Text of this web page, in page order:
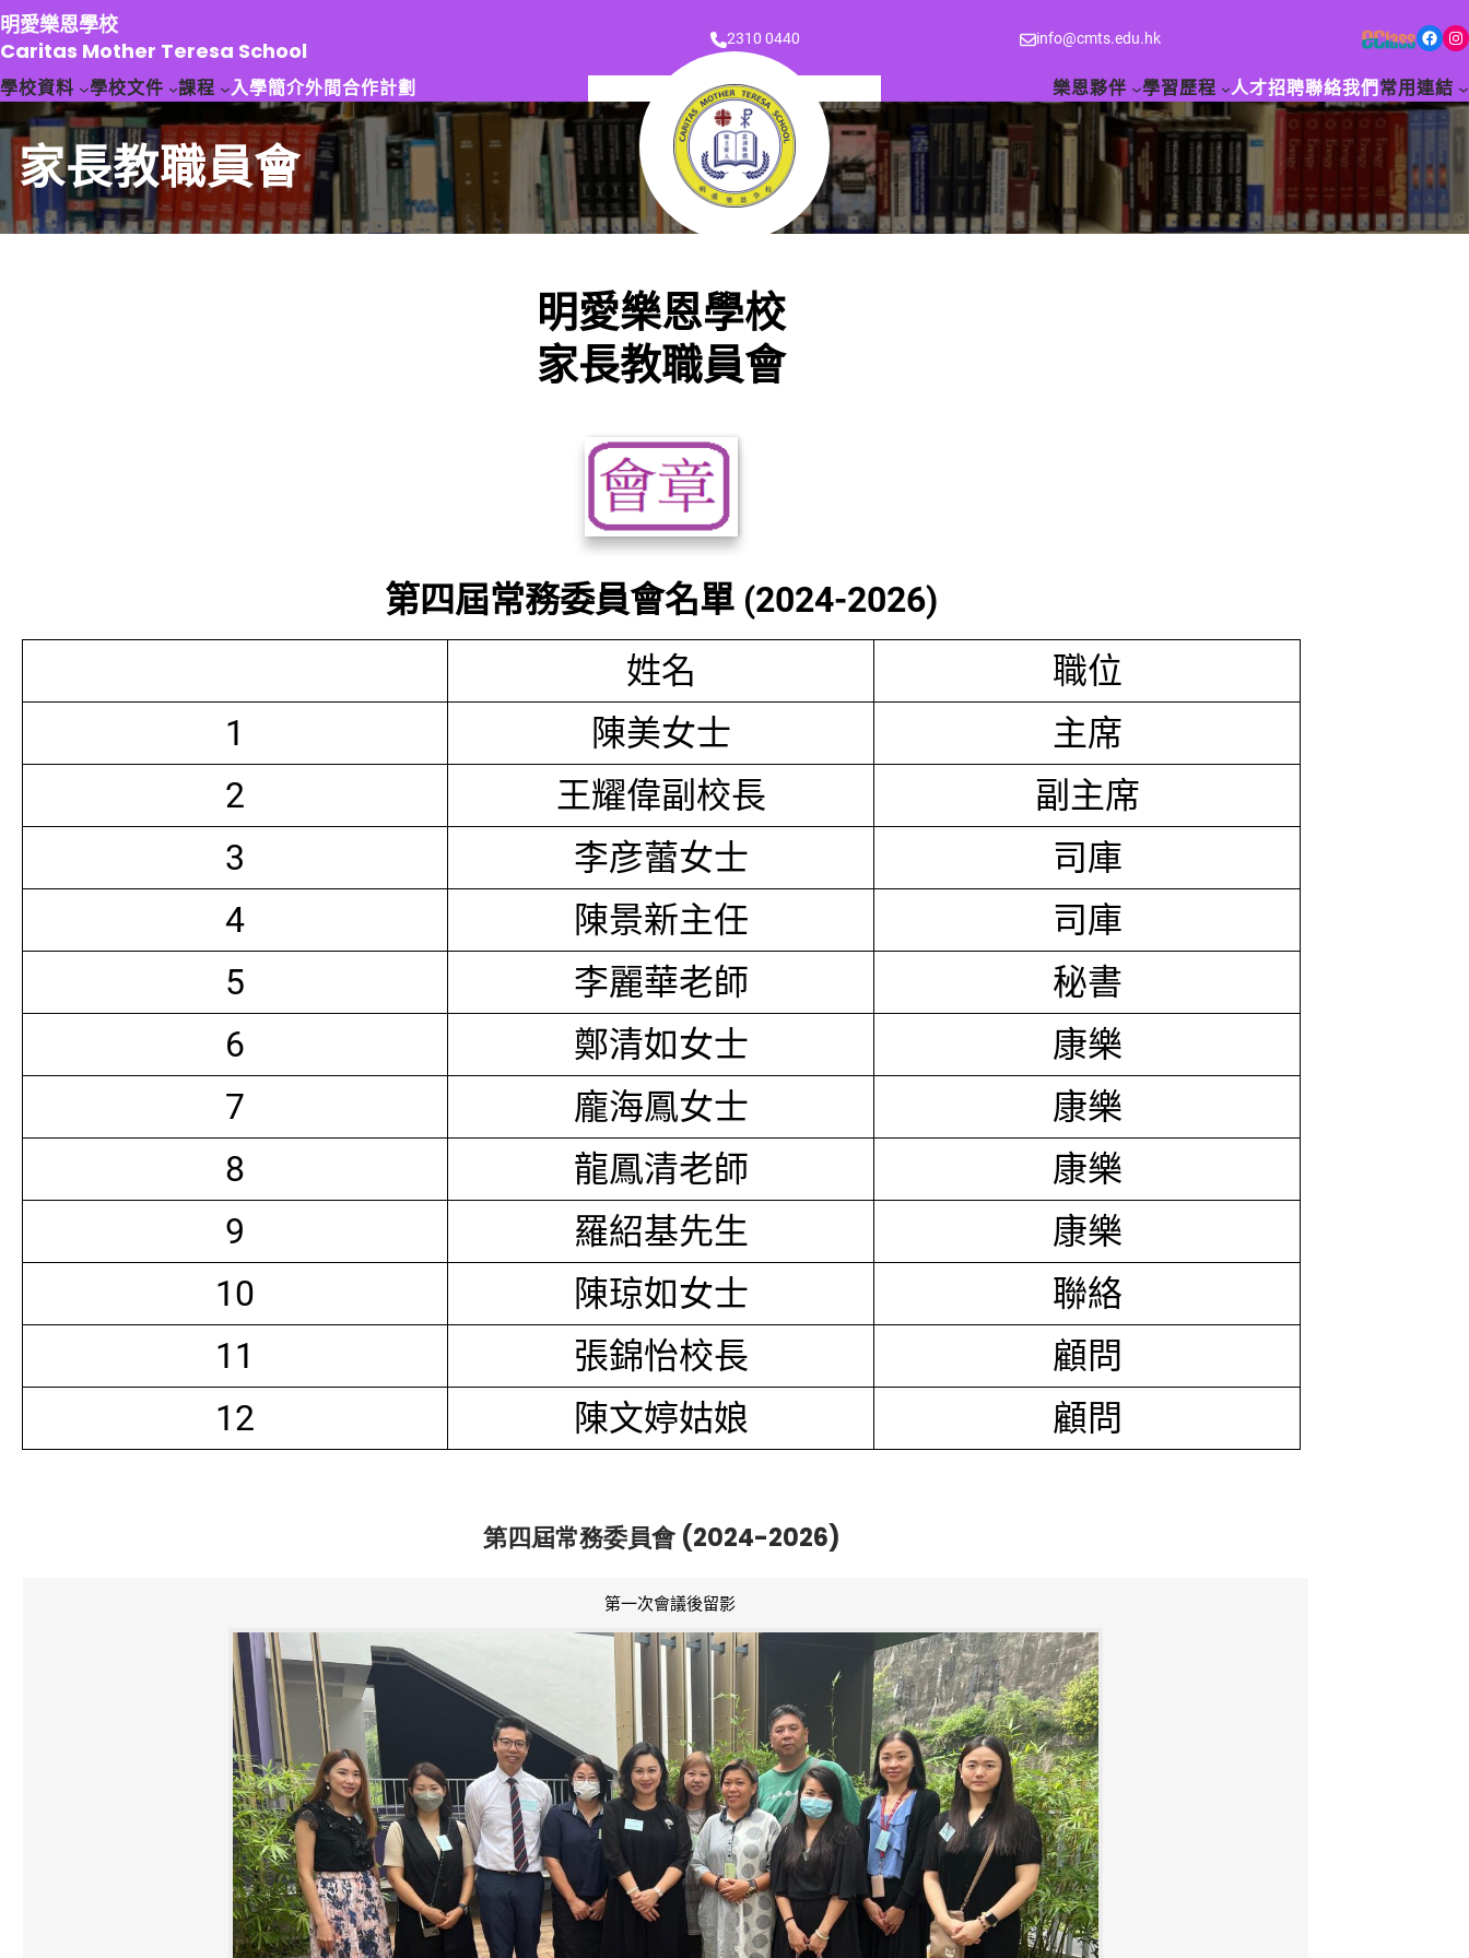
跳
至
主
要
容
明愛樂恩學校
Caritas Mother Teresa School
2310 0440 info@cmts.edu.hk Facebook Instagram
學校資料 學校文件 課程 入學簡介外間合作計劃 樂恩夥伴 學習歷程 人才招聘聯絡我們 常用連結
家長教職員會
明愛樂恩學校
家長教職員會
第四屆常務委員會名單 (2024-2026)
姓名
職位
1
陳美女士
主席
2
王耀偉副校長
副主席
3
李彦蕾女士
司庫
4
陳景新主任
司庫
5
李麗華老師
秘書
6
鄭清如女士
康樂
7
龐海鳳女士
康樂
8
龍鳳清老師
康樂
9
羅紹基先生
康樂
10
陳琼如女士
聯絡
11
張錦怡校長
顧問
12
陳文婷姑娘 顧問
第四屆常務委員會 (2024-2026)
第一次會議後留影